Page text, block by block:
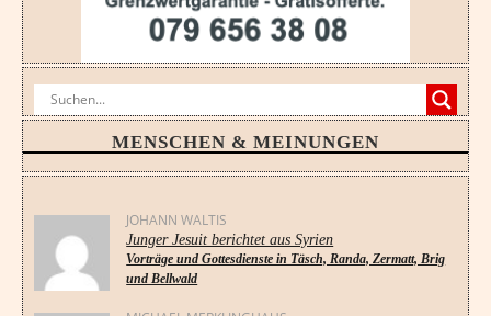
MENSCHEN & MEINUNGEN
JOHANN WALTIS
Junger Jesuit berichtet aus Syrien
Vorträge und Gottesdienste in Täsch, Randa, Zermatt, Brig
und Bellwald